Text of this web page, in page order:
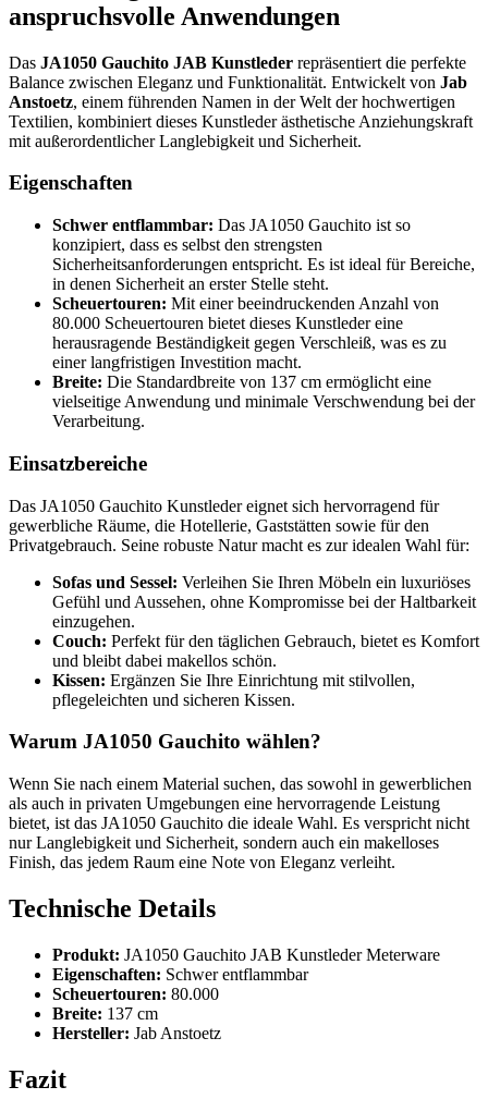
anspruchsvolle Anwendungen
Das JA1050 Gauchito JAB Kunstleder repräsentiert die perfekte
Balance zwischen Eleganz und Funktionalität. Entwickelt von Jab
Anstoetz, einem führenden Namen in der Welt der hochwertigen
Textilien, kombiniert dieses Kunstleder ästhetische Anziehungskraft
mit außerordentlicher Langlebigkeit und Sicherheit.
Eigenschaften
Schwer entflammbar: Das JA1050 Gauchito ist so
konzipiert, dass es selbst den strengsten
Sicherheitsanforderungen entspricht. Es ist ideal für Bereiche,
in denen Sicherheit an erster Stelle steht.
Scheuertouren: Mit einer beeindruckenden Anzahl von
80.000 Scheuertouren bietet dieses Kunstleder eine
herausragende Beständigkeit gegen Verschleiß, was es zu
einer langfristigen Investition macht.
Breite: Die Standardbreite von 137 cm ermöglicht eine
vielseitige Anwendung und minimale Verschwendung bei der
Verarbeitung.
Einsatzbereiche
Das JA1050 Gauchito Kunstleder eignet sich hervorragend für
gewerbliche Räume, die Hotellerie, Gaststätten sowie für den
Privatgebrauch. Seine robuste Natur macht es zur idealen Wahl für:
Sofas und Sessel: Verleihen Sie Ihren Möbeln ein luxuriöses
Gefühl und Aussehen, ohne Kompromisse bei der Haltbarkeit
einzugehen.
Couch: Perfekt für den täglichen Gebrauch, bietet es Komfort
und bleibt dabei makellos schön.
Kissen: Ergänzen Sie Ihre Einrichtung mit stilvollen,
pflegeleichten und sicheren Kissen.
Warum JA1050 Gauchito wählen?
Wenn Sie nach einem Material suchen, das sowohl in gewerblichen
als auch in privaten Umgebungen eine hervorragende Leistung
bietet, ist das JA1050 Gauchito die ideale Wahl. Es verspricht nicht
nur Langlebigkeit und Sicherheit, sondern auch ein makelloses
Finish, das jedem Raum eine Note von Eleganz verleiht.
Technische Details
Produkt: JA1050 Gauchito JAB Kunstleder Meterware
Eigenschaften: Schwer entflammbar
Scheuertouren: 80.000
Breite: 137 cm
Hersteller: Jab Anstoetz
Fazit